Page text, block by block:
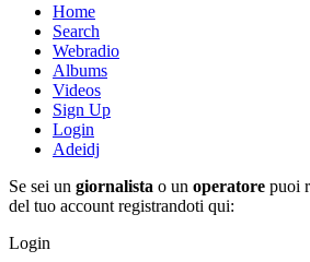
Home
Search
Webradio
Albums
Videos
Sign Up
Login
Adeidj
Se sei un giornalista o un operatore puoi
del tuo account registrandoti qui:
Login